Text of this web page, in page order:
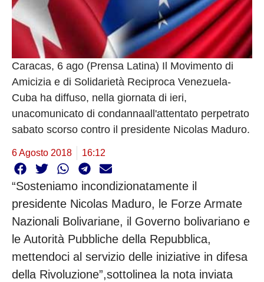
Caracas, 6 ago (Prensa Latina) Il Movimento di
Amicizia e di Solidarietà Reciproca Venezuela-
Cuba ha diffuso, nella giornata di ieri,
unacomunicato di condannaall'attentato perpetrato
sabato scorso contro il presidente Nicolas Maduro.
6 Agosto 2018 16:12
“Sosteniamo incondizionatamente il
presidente Nicolas Maduro, le Forze Armate
Nazionali Bolivariane, il Governo bolivariano e
le Autorità Pubbliche della Repubblica,
mettendoci al servizio delle iniziative in difesa
della Rivoluzione”,sottolinea la nota inviata